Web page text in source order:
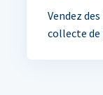
Vendez
collecte de